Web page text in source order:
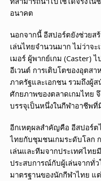
อนาคต
นอกจากนี้ อีสปอร์ตยังช่วยส
เล่นไทยจำนวนมาก ไม่ว่าจ
เมอร์ ผู้พากย์เกม (Caster)
อีเวนต์ การเติบโตของอุตส
ภาครัฐและเอกชน รวมถึงผู้
ศักยภาพของตลาดเกมไทย
บรรจุเป็นหนึ่งในกีฬาอาชีพที่
อีกเหตุผลสำคัญคือ อีสปอร์ต
ไทยกับชุมชนเกมระดับโลก
เล่นและทีมจากประเทศไทย
ประสบการณ์กับผู้เล่นจากทั่ว
มาตรฐานของนักกีฬาไทย แ